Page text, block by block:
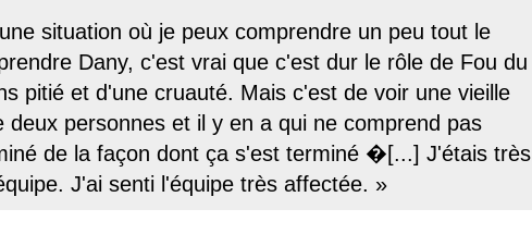
situation où je peux comprendre un peu tout le
Dany, c'est vrai que c'est dur le rôle de Fou du
pitié et d'une cruauté. Mais c'est de voir une vieille
deux personnes et il y en a qui ne comprend pas
de la façon dont ça s'est terminé �[...] J'étais très
J'ai senti l'équipe très affectée. »